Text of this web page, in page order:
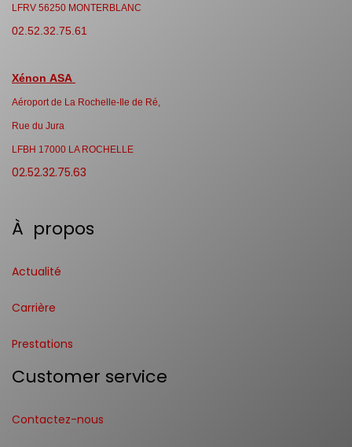
LFRV 56250 MONTERBLANC
02.52.32.75.61
Xénon ASA
Aéroport de La Rochelle-Ile de Ré,
Rue du Jura
LFBH 17000 LA ROCHELLE
02.52.32.75.63
À propos
Actualité
Carrière
Prestations
Customer service
Contactez-nous